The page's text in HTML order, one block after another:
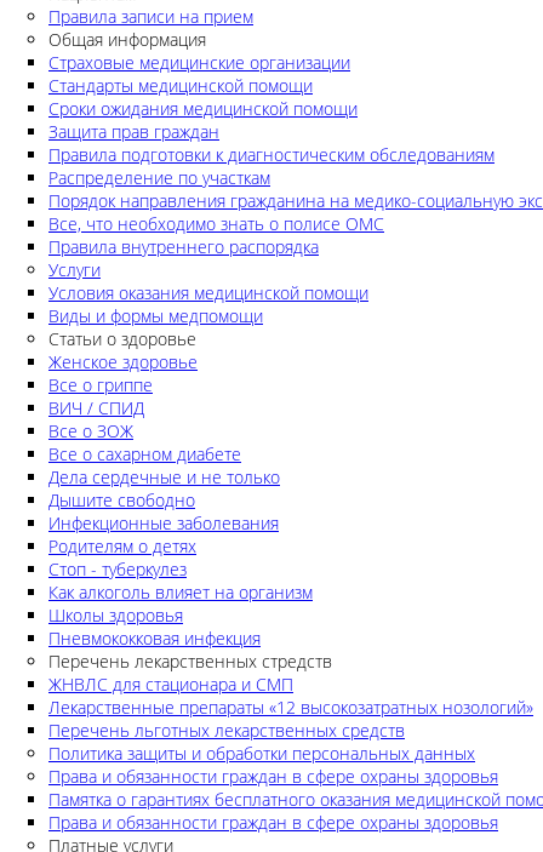
Правила записи на прием
Общая информация
Страховые медицинские организации
Стандарты медицинской помощи
Сроки ожидания медицинской помощи
Защита прав граждан
Правила подготовки к диагностическим обследованиям
Распределение по участкам
Порядок направления гражданина на медико-социальную
Все, что необходимо знать о полисе ОМС
Правила внутреннего распорядка
Услуги
Условия оказания медицинской помощи
Виды и формы медпомощи
Статьи о здоровье
Женское здоровье
Все о гриппе
ВИЧ / СПИД
Все о ЗОЖ
Все о сахарном диабете
Дела сердечные и не только
Дышите свободно
Инфекционные заболевания
Родителям о детях
Стоп - туберкулез
Как алкоголь влияет на организм
Школы здоровья
Пневмококковая инфекция
Перечень лекарственных стредств
ЖНВЛС для стационара и СМП
Лекарственные препараты «12 высокозатратных нозологий»
Перечень льготных лекарственных средств
Политика защиты и обработки персональных данных
Права и обязанности граждан в сфере охраны здоровья
Памятка о гарантиях бесплатного оказания медицинской
Права и обязанности граждан в сфере охраны здоровья
Платные услуги